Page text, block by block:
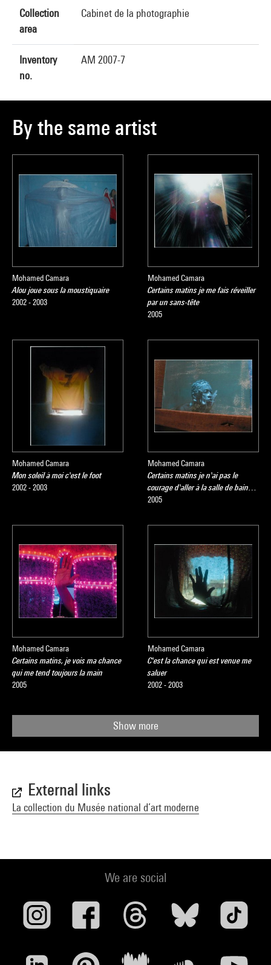
Collection
area
Cabinet de la photographie
Inventory
no.
AM 2007-7
By the same artist
Mohamed Camara
Alou joue sous la moustiquaire
2002 - 2003
Mohamed Camara
Certains matins je me fais réveiller
par un sans-tête
2005
Mohamed Camara
Mon soleil à moi c'est le foot
2002 - 2003
Mohamed Camara
Certains matins je n'ai pas le
courage d'aller à la salle de bain…
2005
Mohamed Camara
Certains matins, je vois ma chance
qui me tend toujours la main
2005
Mohamed Camara
C'est la chance qui est venue me
saluer
2002 - 2003
Show more
External links
La collection du Musée national d’art moderne
We are social